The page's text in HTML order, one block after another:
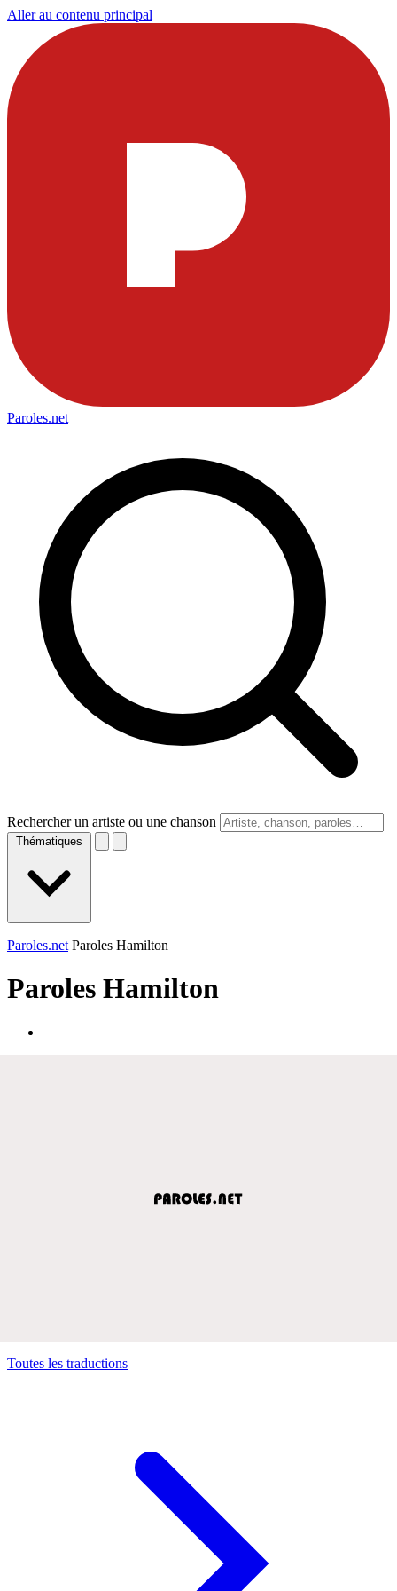
Aller au contenu principal
Paroles.net
Rechercher un artiste ou une chanson
Thématiques
Paroles.net Paroles Hamilton
Paroles Hamilton
Toutes les traductions